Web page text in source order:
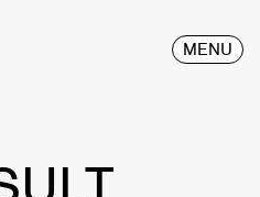
MENU